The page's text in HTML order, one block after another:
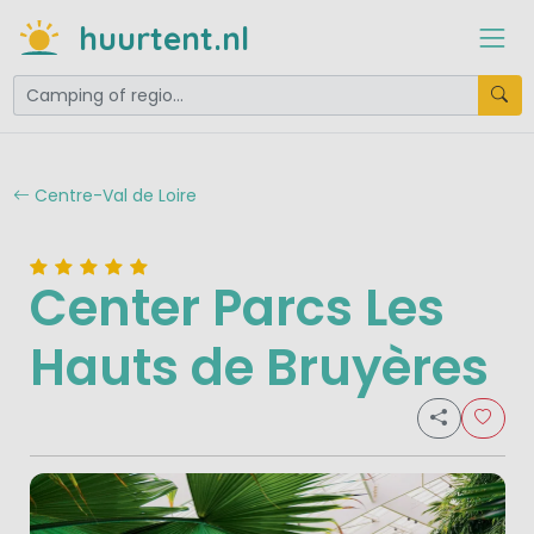
huurtent.nl
Centre-Val de Loire
Center Parcs Les
Hauts de Bruyères